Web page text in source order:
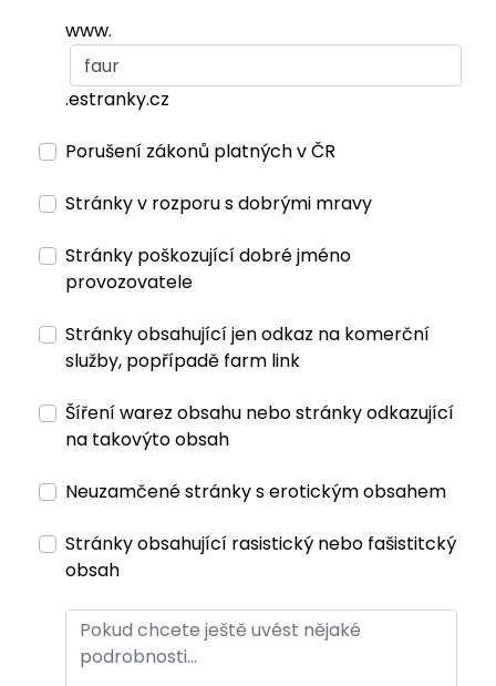
www.
.estranky.cz
Porušení zákonů platných v ČR
Stránky v rozporu s dobrými mravy
Stránky poškozující dobré jméno
provozovatele
Stránky obsahující jen odkaz na komerční
služby, popřípadě farm link
Šíření warez obsahu nebo stránky odkazující
na takovýto obsah
Neuzamčené stránky s erotickým obsahem
Stránky obsahující rasistický nebo fašistitcký
obsah